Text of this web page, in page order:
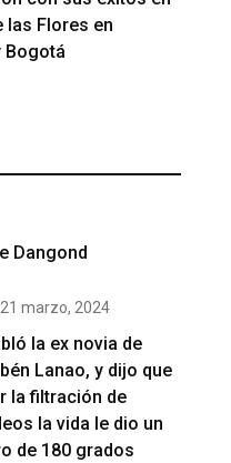
las Flores en
Bogotá
Dangond
21 marzo, 2024
la ex novia de
Lanao, y dijo que
la filtración de
la vida le dio un
de 180 grados